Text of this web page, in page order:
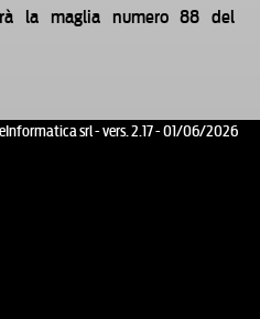
la maglia numero 88 del
srl - vers. 2.17 - 01/06/2026